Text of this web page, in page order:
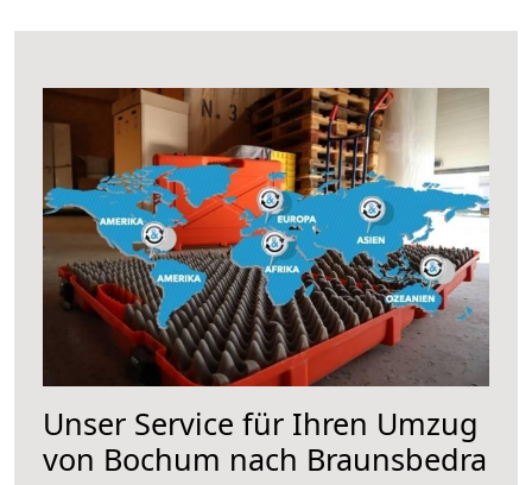
Unser Service für Ihren Umzug
von Bochum nach Braunsbedra